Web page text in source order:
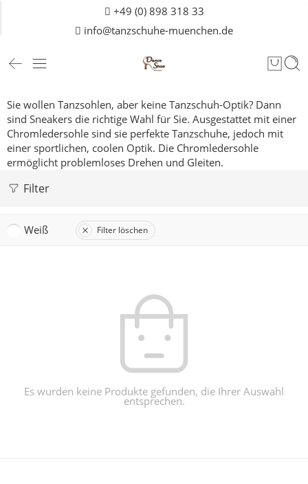
+49 (0) 898 318 33
info@tanzschuhe-muenchen.de
Sie wollen Tanzsohlen, aber keine Tanzschuh-Optik? Dann
sind Sneakers die richtige Wahl für Sie. Ausgestattet mit einer
Chromledersohle sind sie perfekte Tanzschuhe, jedoch mit
einer sportlichen, coolen Optik. Die Chromledersohle
ermöglicht problemloses Drehen und Gleiten.
Filter
Weiß Filter löschen
Es wurden keine Produkte gefunden, die Ihrer Auswahl
entsprechen.